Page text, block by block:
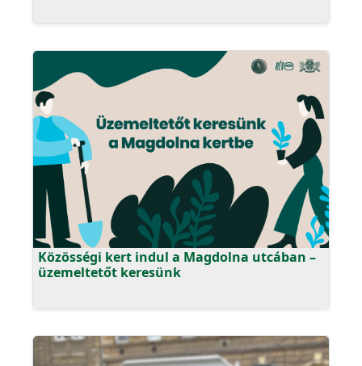
Közösségi kert indul a Magdolna utcában –
üzemeltetőt keresünk